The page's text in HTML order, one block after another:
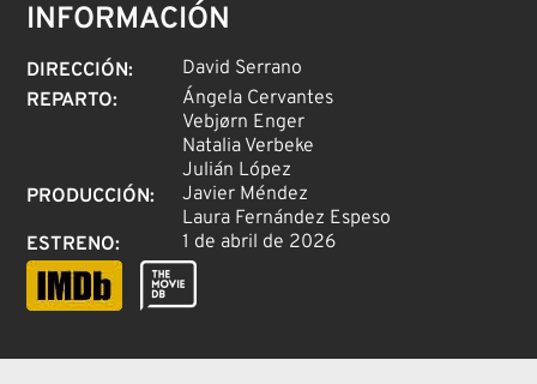
INFORMACIÓN
DIRECCIÓN:
David Serrano
REPARTO:
Ángela Cervantes
Vebjørn Enger
Natalia Verbeke
Julián López
PRODUCCIÓN:
Javier Méndez
Laura Fernández Espeso
ESTRENO: 1 de abril de 2026